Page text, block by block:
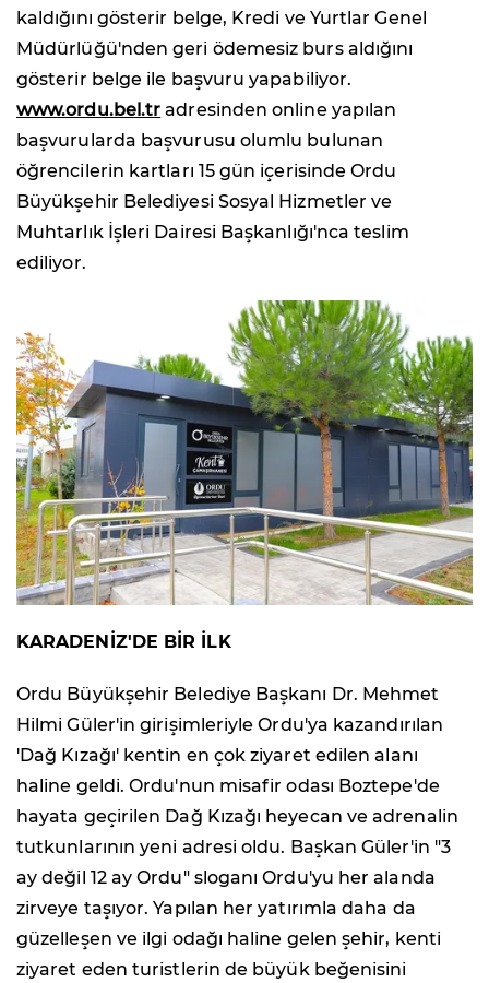
kaldığını gösterir belge, Kredi ve Yurtlar Genel
Müdürlüğü'nden geri ödemesiz burs aldığını
gösterir belge ile başvuru yapabiliyor.
www.ordu.bel.tr adresinden online yapılan
başvurularda başvurusu olumlu bulunan
öğrencilerin kartları 15 gün içerisinde Ordu
Büyükşehir Belediyesi Sosyal Hizmetler ve
Muhtarlık İşleri Dairesi Başkanlığı'nca teslim
ediliyor.
KARADENİZ'DE BİR İLK
Ordu Büyükşehir Belediye Başkanı Dr. Mehmet
Hilmi Güler'in girişimleriyle Ordu'ya kazandırılan
'Dağ Kızağı' kentin en çok ziyaret edilen alanı
haline geldi. Ordu'nun misafir odası Boztepe'de
hayata geçirilen Dağ Kızağı heyecan ve adrenalin
tutkunlarının yeni adresi oldu. Başkan Güler'in "3
ay değil 12 ay Ordu" sloganı Ordu'yu her alanda
zirveye taşıyor. Yapılan her yatırımla daha da
güzelleşen ve ilgi odağı haline gelen şehir, kenti
ziyaret eden turistlerin de büyük beğenisini